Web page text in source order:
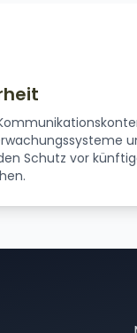
Schutz vor